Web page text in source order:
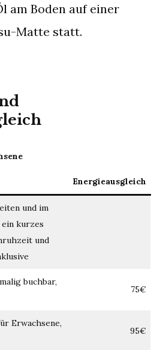
am Boden auf einer
Matte statt.
Energieausgleich
und im
kurzes
und
buchbar,
75€
Erwachsene,
95€